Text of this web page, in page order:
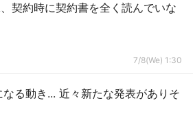
契約時に契約書を全く読んでいな
7/8(We) 1:30
なる動き... 近々新たな発表がありそ